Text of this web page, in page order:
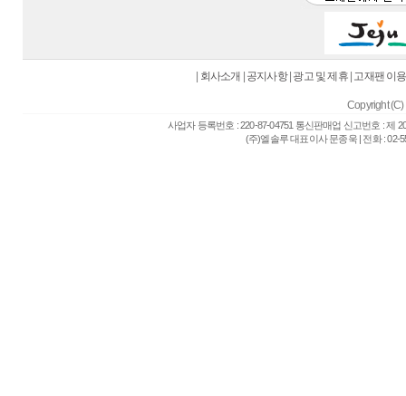
회사소개 공지사항| 광고 및 제휴| 고재팬 이
Copyright (C)
사업자 등록번호 : 220-87-04751 통신판매업 신고번호 : 제
(주)엘솔루 대표이사 문종욱 | 전화 : 02-